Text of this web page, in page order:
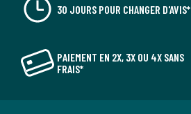
30 JOURS POUR CHANGER D'AVIS*
PAIEMENT EN 2X, 3X OU 4X SANS
FRAIS*